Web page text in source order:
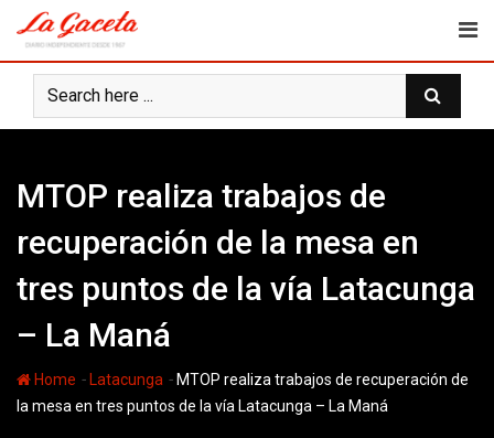
content
MTOP realiza trabajos de
recuperación de la mesa en
tres puntos de la vía Latacunga
– La Maná
Home - Latacunga - MTOP realiza trabajos de recuperación de
la mesa en tres puntos de la vía Latacunga – La Maná